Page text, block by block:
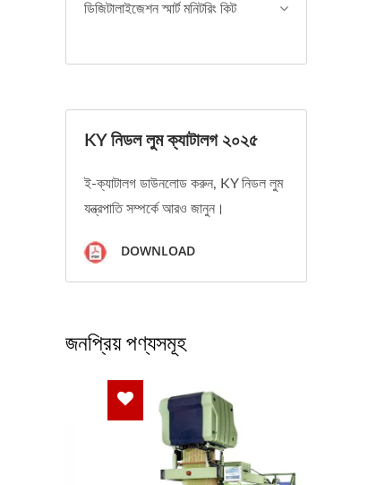
ডিজিটালাইজেশন স্মার্ট মনিটরিং কিট
KY নিডল লুম ক্যাটালগ ২০২৫
ই-ক্যাটালগ ডাউনলোড করুন, KY নিডল লুম
যন্ত্রপাতি সম্পর্কে আরও জানুন।
DOWNLOAD
জনপ্রিয় পণ্যসমূহ